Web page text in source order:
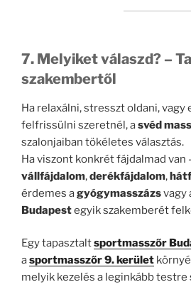
7. Melyiket válaszd? –
szakembertől
Ha relaxálni, stresszt oldani, vagy
felfrissülni szeretnél, asvéd
szalonjaiban tökéletes választás.
Ha viszont konkrét fájdalmad van
vállfájdalom,derékfájdalom,
érdemes agyógymasszázsvagy
Budapestegyik szakemberét
Egy tapasztaltsportmasszőr
asportmasszőr 9. kerület
melyik kezelés a leginkább testre